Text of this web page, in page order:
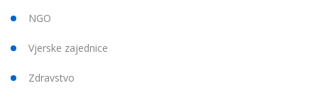
NGO
Vjerske zajednice
Zdravstvo